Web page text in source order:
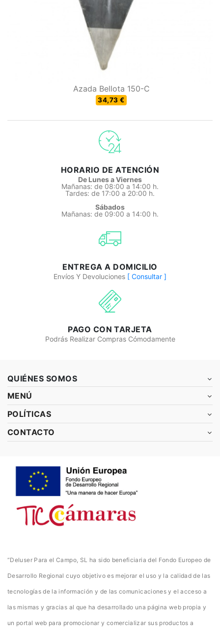
Azada Bellota 150-C
34,73 €
HORARIO DE ATENCIÓN
De Lunes a Viernes
Mañanas: de 08:00 a 14:00 h.
Tardes: de 17:00 a 20:00 h.
Sábados
Mañanas: de 09:00 a 14:00 h.
ENTREGA A DOMICILIO
Envíos Y Devoluciones [ Consultar ]
PAGO CON TARJETA
Podrás Realizar Compras Cómodamente
QUIÉNES SOMOS
MENÚ
POLÍTICAS
CONTACTO
“Deluser Para el Campo, SL ha sido beneficiaria del Fondo Europeo de
Desarrollo Regional cuyo objetivo es mejorar el uso y la calidad de las
tecnologías de la información y de las comunicaciones y el acceso a
las mismas y gracias al que ha desarrollado una página web propia y
un portal web para promocionar y comercializar sus productos a